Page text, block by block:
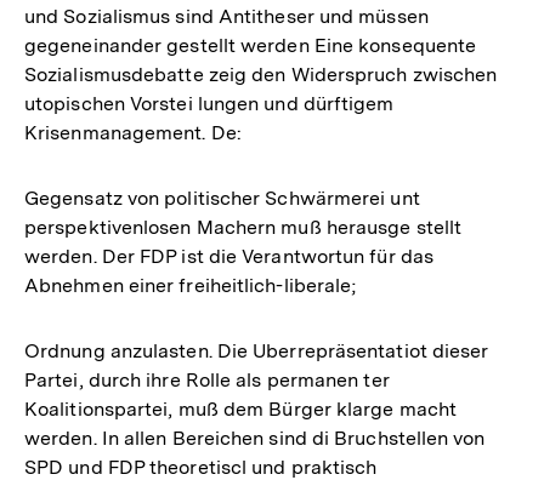
und Sozialismus sind Antitheser und müssen
gegeneinander gestellt werden Eine konsequente
Sozialismusdebatte zeig den Widerspruch zwischen
utopischen Vorstei lungen und dürftigem
Krisenmanagement. De:
Gegensatz von politischer Schwärmerei unt
perspektivenlosen Machern muß herausge stellt
werden. Der FDP ist die Verantwortun für das
Abnehmen einer freiheitlich-liberale;
Ordnung anzulasten. Die Uberrepräsentatiot dieser
Partei, durch ihre Rolle als permanen ter
Koalitionspartei, muß dem Bürger klarge macht
werden. In allen Bereichen sind di Bruchstellen von
SPD und FDP theoretiscl und praktisch